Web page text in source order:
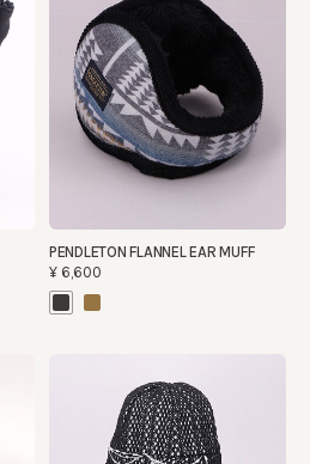
PENDLETON FLANNEL EAR MUFF
¥6,600